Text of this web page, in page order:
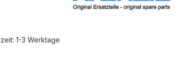
1-3 Werktage